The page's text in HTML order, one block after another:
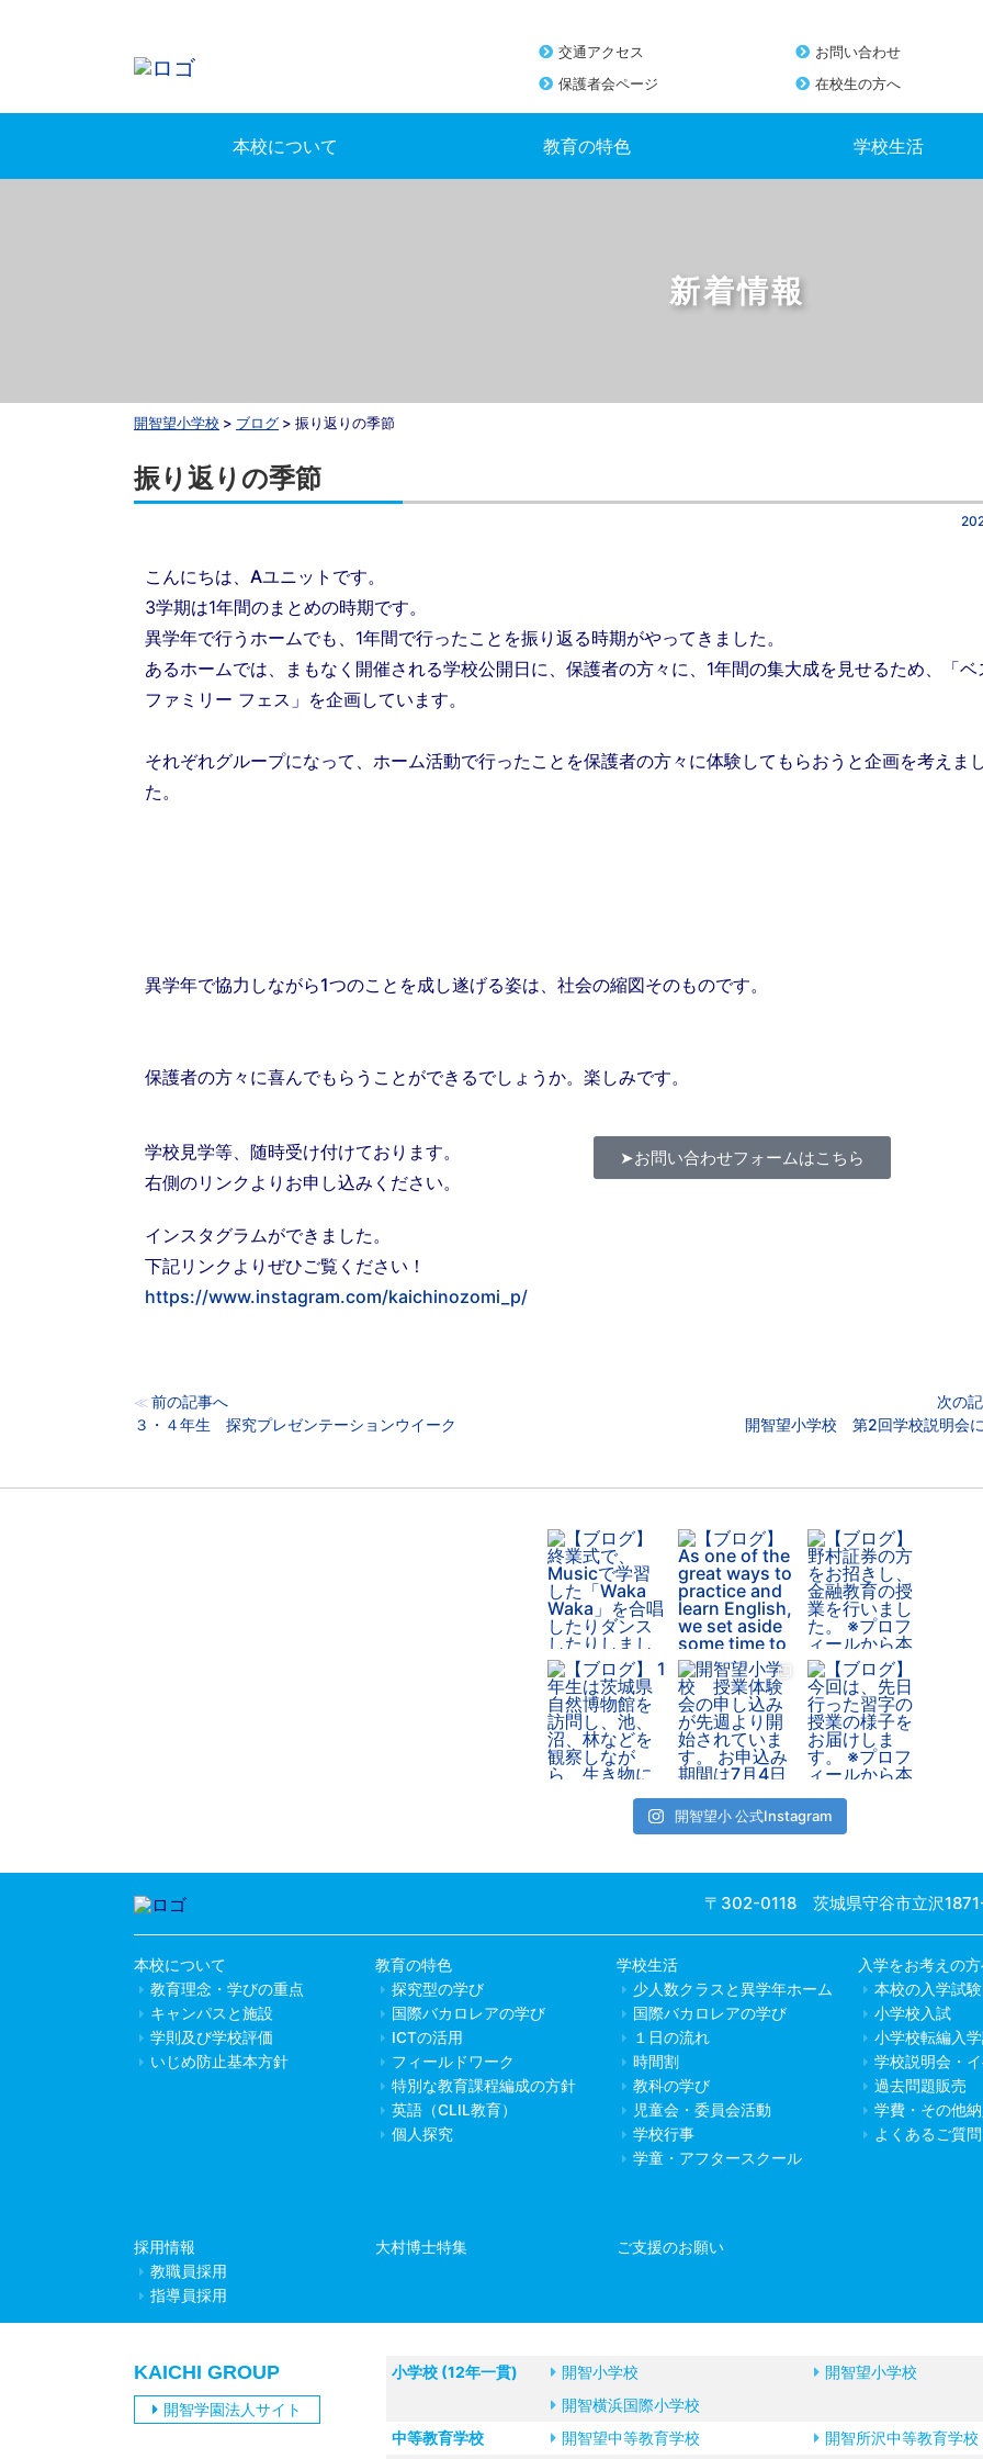
交通アクセス お問い合わせ
保護者会ページ
在校生の方へ
本校について 教育の特色 学校生活
新着情報
開智望小学校 > ブログ > 振り返りの季節
振り返りの季節
こんにちは、Aユニットです。
3学期は1年間のまとめの時期です。
異学年で行うホームでも、1年間で行ったことを振り返る時期がやってきました。
あるホームでは、まもなく開催される学校公開日に、保護者の方々に、1年間の集大成を見せるため、「ベ
ファミリー フェス」を企画しています。
それぞれグループになって、ホーム活動で行ったことを保護者の方々に体験してもらおうと企画を考えま
た。
異学年で協力しながら1つのことを成し遂げる姿は、社会の縮図そのものです。
保護者の方々に喜んでもらうことができるでしょうか。楽しみです。
学校見学等、随時受け付けております。
右側のリンクよりお申し込みください。
➤お問い合わせフォームはこちら
インスタグラムができました。
下記リンクよりぜひご覧ください！
https://www.instagram.com/kaichinozomi_p/
≪ 前の記事へ
３・４年生 探究プレゼンテーションウイーク
次の
開智望小学校 第2回学校説明会
開智望小 公式Instagram
〒302-0118 茨城県守谷市立沢
本校について
教育理念・学びの重点
キャンパスと施設
学則及び学校評価
いじめ防止基本方針
教育の特色
探究型の学び
国際バカロレアの学び
ICTの活用
フィールドワーク
特別な教育課程編成の方針
英語（CLIL教育）
個人探究
学校生活
少人数クラスと異学年ホーム
国際バカロレアの学び
１日の流れ
時間割
教科の学び
児童会・委員会活動
学校行事
学童・アフタースクール
入学をお考えの
本校の入学試
小学校入試
小学校転編入
学校説明会・
過去問題販売
学費・その他
よくあるご質問
採用情報
教職員採用
指導員採用
大村博士特集 ご支援のお願い
KAICHI GROUP
開智学園法人サイト
小学校 (12年一貫) 開智小学校 開智望小学校
開智横浜国際小学校
中等教育学校
開智望中等教育学校 開智所沢中等教育学校